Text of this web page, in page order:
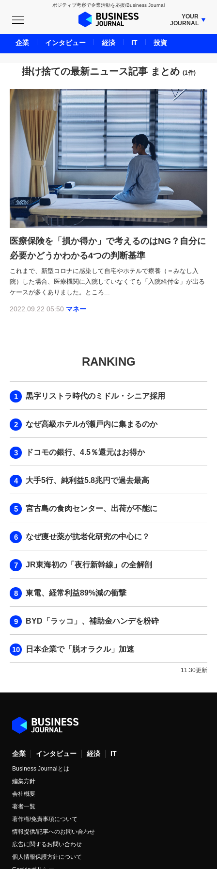
ポジティブ考察で企業活動を応援/Business Journal
YOUR
JOURNAL
BUSINESS JOURNAL
UNICORN JOURNAL
CARBON CREDITS JOURNAL
ENERGY MANAGEMENT JOURNAL
INBOUND JOURNAL
LIFE ENDING JOURNAL
AI JOURNAL
REAL ESTATE BROKERAGE JOURNAL
SMART MARKETING JOURNAL
BPaaS JOURNAL
ADOPTABLE DOG JOURNAL
掛け捨ての最新ニュース記事 まとめ (1件)
医療保険を「損か得か」で考えるのはNG？自分に
必要かどうかわかる4つの判断基準
これまで、新型コロナに感染して自宅やホテルで療養（＝みなし入
院）した場合、医療機関に入院していなくても「入院給付金」が出る
ケースが多くありました。ところ...
2022.09.22 05:50 マネー
RANKING
黒字リストラ時代のミドル・シニア採用
なぜ高級ホテルが瀬戸内に集まるのか
ドコモの銀行、4.5％還元はお得か
大手5行、純利益5.8兆円で過去最高
宮古島の食肉センター、出荷が不能に
なぜ痩せ薬が抗老化研究の中心に？
JR東海初の「夜行新幹線」の全解剖
東電、経常利益89%減の衝撃
BYD「ラッコ」、補助金ハンデを粉砕
日本企業で「脱オラクル」加速
11:30更新
企業 インタビュー 経済 IT
Business Journalとは
編集方針
会社概要
著者一覧
著作権/免責事項について
情報提供/記事へのお問い合わせ
広告に関するお問い合わせ
個人情報保護方針について
企業 インタビュー 経済 IT 投資